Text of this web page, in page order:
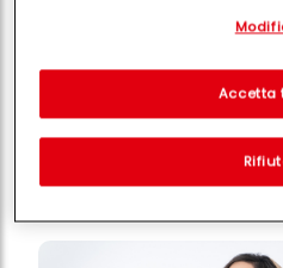
perfetti vicini di
separati o co-titolari come
pixel, impronte digitali e
cookie ed elaboreremo i dati relativi
di questo sito Web e le tue
(rispettivamente dell'azienda per
creare profili individuali su di te
Accetta